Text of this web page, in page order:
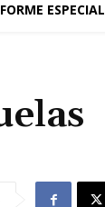
ESPECIAL